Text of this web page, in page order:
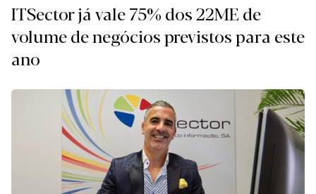
ITSector já vale 75% dos 22ME de
volume de negócios previstos para este
ano